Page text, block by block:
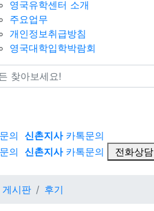
영국유학센터 소개
주요업무
개인정보취급방침
영국대학입학박람회
의 신촌지사카톡문의
의 신촌지사카톡문의 전화상담
게시판 후기